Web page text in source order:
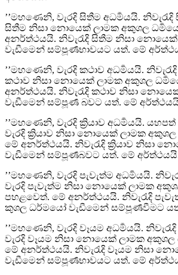
’’මහණෙනි, වැරදි සිතීම අධර්‍මයයි. නිවැරැදි
සිතීම නිසා නොයෙක් ලාමක අකුශල
අනර්ත්‍ථයයි. නිවැරැදි සිතීම නිසා
වැඩීමෙන් සම්පූර්‍ණභාවයට යත්. මේ
’’මහණෙනි, වැරදි කථාව අධර්‍මයයි.
කථාව නිසා නොයෙක් ලාමක අකුශල
අනර්ත්‍ථයයි. නිවැරැදි කථාව නිසා
වැඩීමෙන් සම්පූර්‍ණ බවට යත්. මේ
’’මහණෙනි, වැරදි ක්‍රියාව අධර්‍මයයි. යහපත්
වැරදි ක්‍රියාව නිසා නොයෙක් ලාමක
මේ අනර්ත්‍ථයයි. නිවැරැදි ක්‍රියාව නිසා
වැඩීමෙන් සම්පූර්‍ණබවට යත්. මේ
’’මහණෙනි, වැරදි පැවැත්ම අධර්‍මයයි.
වැරදි පැවැත්ම නිසා නොයෙක් ලාමක
පහළවෙත්. මේ අනර්ත්‍ථයයි. නිවැරැදි
කුශල ධර්මයෝ වැඩීමෙන් සම්පූර්‍ණවීමට
’’මහණෙනි, වැරදි වෑයම අධර්‍මයයි.
වැරදි වෑයම නිසා නොයෙක් ලාමක
මේ අනර්ත්‍ථයයි. නිවැරැදි වෑයම නිසා
වැඩීමෙන් සම්පූර්‍ණභාවයට යත්. මේ